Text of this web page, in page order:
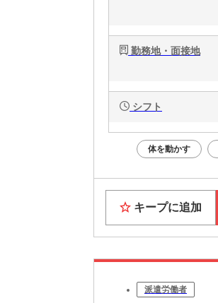
勤務地・面接地
シフト
体を動かす
キープに追加
派遣労働者